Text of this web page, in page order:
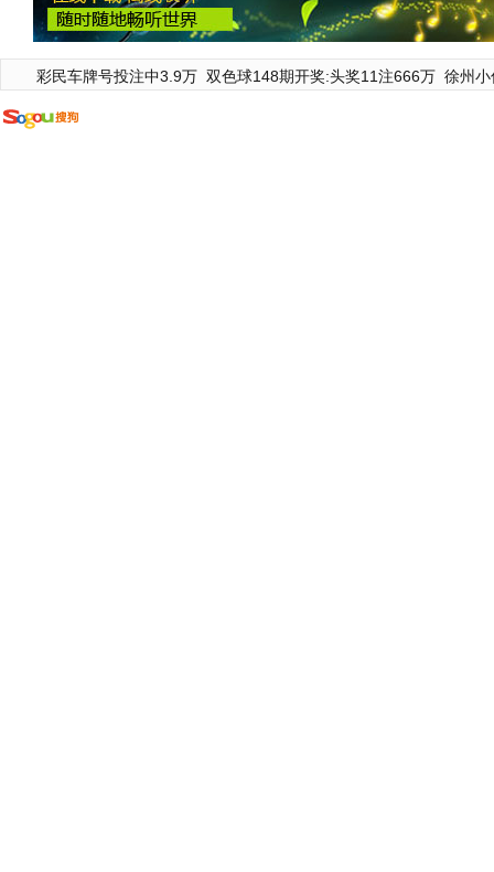
彩民车牌号投注中3.9万 双色球148期开奖:头奖11注666万 徐州